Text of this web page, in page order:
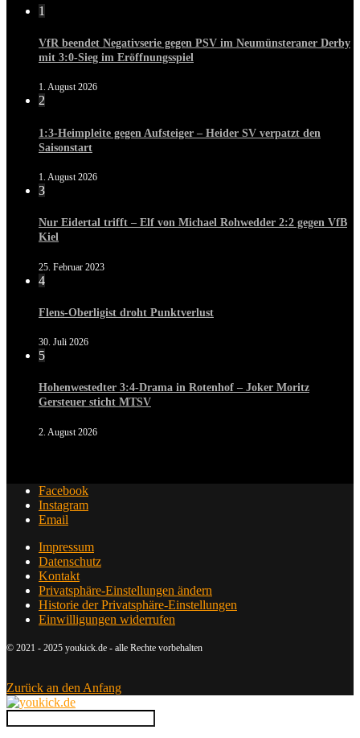
1
VfR beendet Negativserie gegen PSV im Neumünsteraner Derby
mit 3:0-Sieg im Eröffnungsspiel
1. August 2026
2
1:3-Heimpleite gegen Aufsteiger – Heider SV verpatzt den
Saisonstart
1. August 2026
3
Nur Eidertal trifft – Elf von Michael Rohwedder 2:2 gegen VfB
Kiel
25. Februar 2023
4
Flens-Oberligist droht Punktverlust
30. Juli 2026
5
Hohenwestedter 3:4-Drama in Rotenhof – Joker Moritz
Gersteuer sticht MTSV
2. August 2026
Facebook
Instagram
Email
Impressum
Datenschutz
Kontakt
Privatsphäre-Einstellungen ändern
Historie der Privatsphäre-Einstellungen
Einwilligungen widerrufen
© 2021 - 2025 youkick.de - alle Rechte vorbehalten
Zurück an den Anfang